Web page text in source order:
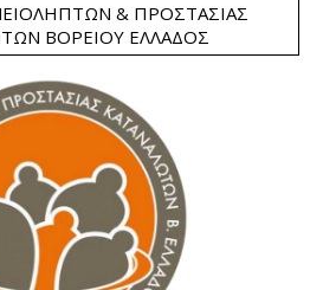
& ΠΡΟΣΤΑΣΊΑΣ
ΒΟΡΕΊΟΥ ΕΛΛΆΔΟΣ